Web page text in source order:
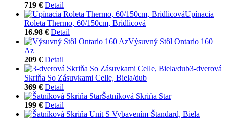
719 € Detail
Upínacia
Roleta Thermo, 60/150cm, Bridlicová
16.98 € Detail
Výsuvný Stôl Ontario 160
Az
209 € Detail
3-dverová
Skriňa So Zásuvkami Celle, Biela/dub
369 € Detail
Šatníková Skriňa Star
199 € Detail